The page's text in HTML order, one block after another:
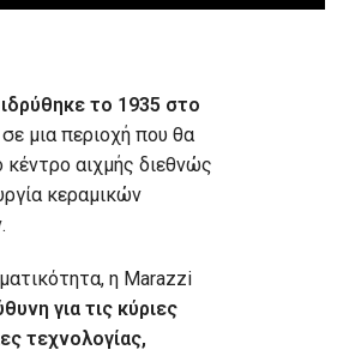
ιδρύθηκε το 1935 στο
σε μια περιοχή που θα
κέντρο αιχμής διεθνώς
κεραμικών
η Marazzi
για τις κύριες
τεχνολογίας,